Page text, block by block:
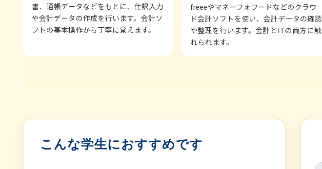
書、通帳データなどをもとに、仕訳入力
や会計データの作成を行います。会計ソ
フトの基本操作から丁寧に覚えます。
freeeやマネーフォワードなどのクラウ
ド会計ソフトを使い、会計データの確認
や整理を行います。会計とITの両方に触
れられます。
こんな学生におすすめです